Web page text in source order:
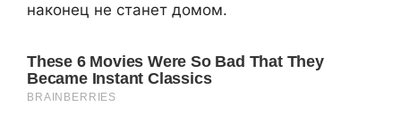
наконец не станет домом.